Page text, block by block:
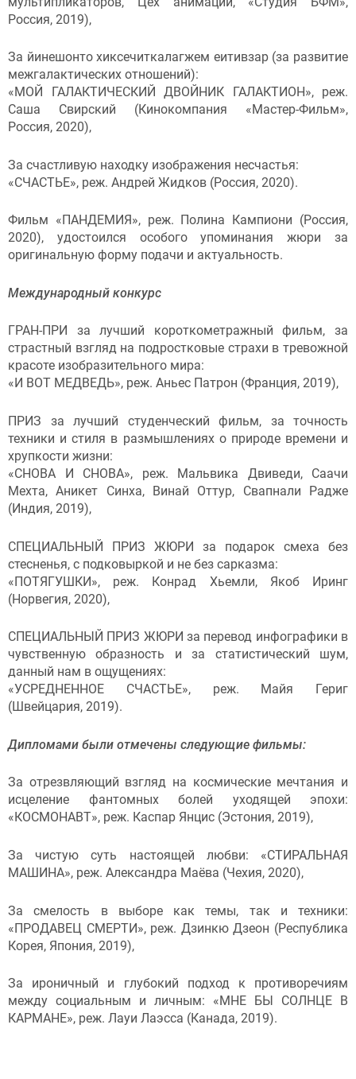
Россия, 2019),
За йинешонто хиксечиткалагжем еитивзар (за развитие
межгалактических отношений):
«МОЙ ГАЛАКТИЧЕСКИЙ ДВОЙНИК ГАЛАКТИОН», реж.
Саша Свирский (Кинокомпания «Мастер-Фильм»,
Россия, 2020),
За счастливую находку изображения несчастья:
«СЧАСТЬЕ», реж. Андрей Жидков (Россия, 2020).
Фильм «ПАНДЕМИЯ», реж. Полина Кампиони (Россия,
2020), удостоился особого упоминания жюри за
оригинальную форму подачи и актуальность.
Международный конкурс
ГРАН-ПРИ за лучший короткометражный фильм, за
страстный взгляд на подростковые страхи в тревожной
красоте изобразительного мира:
«И ВОТ МЕДВЕДЬ», реж. Аньес Патрон (Франция, 2019),
ПРИЗ за лучший студенческий фильм, за точность
техники и стиля в размышлениях о природе времени и
хрупкости жизни:
«СНОВА И СНОВА», реж. Мальвика Двиведи, Саачи
Мехта, Аникет Синха, Винай Оттур, Свапнали Радже
(Индия, 2019),
СПЕЦИАЛЬНЫЙ ПРИЗ ЖЮРИ за подарок смеха без
стесненья, с подковыркой и не без сарказма:
«ПОТЯГУШКИ», реж. Конрад Хьемли, Якоб Иринг
(Норвегия, 2020),
СПЕЦИАЛЬНЫЙ ПРИЗ ЖЮРИ за перевод инфографики в
чувственную образность и за статистический шум,
данный нам в ощущениях:
«УСРЕДНЕННОЕ СЧАСТЬЕ», реж. Майя Гериг
(Швейцария, 2019).
Дипломами были отмечены следующие фильмы:
За отрезвляющий взгляд на космические мечтания и
исцеление фантомных болей уходящей эпохи:
«КОСМОНАВТ», реж. Каспар Янцис (Эстония, 2019),
За чистую суть настоящей любви: «СТИРАЛЬНАЯ
МАШИНА», реж. Александра Маёва (Чехия, 2020),
За смелость в выборе как темы, так и техники:
«ПРОДАВЕЦ СМЕРТИ», реж. Дзинкю Дзеон (Республика
Корея, Япония, 2019),
За ироничный и глубокий подход к противоречиям
между социальным и личным: «МНЕ БЫ СОЛНЦЕ В
КАРМАНЕ», реж. Лауи Лаэсса (Канада, 2019).